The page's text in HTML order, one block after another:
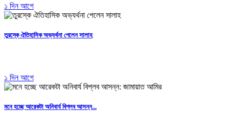
১ দিন আগে
তুরস্কে ঐতিহাসিক অভ্যর্থনা পেলেন সালাহ
১ দিন আগে
মনে হচ্ছে আরেকটা অনিবার্য বিপ্লব আসন্ন...